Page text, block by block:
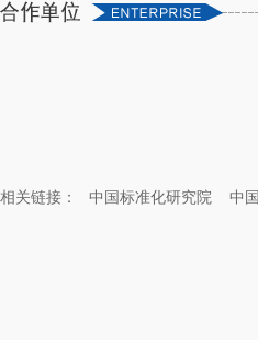
相关链接： 中国标准化研究院 中